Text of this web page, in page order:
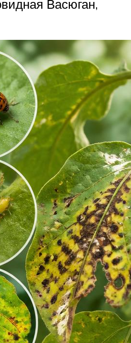
Васюган,